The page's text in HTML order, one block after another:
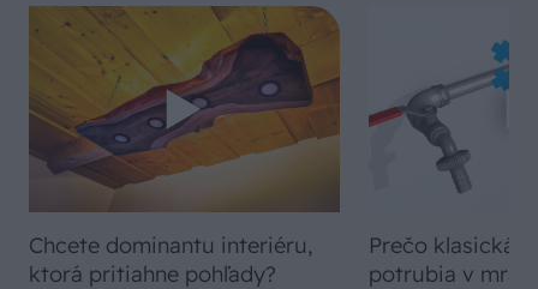
Chcete dominantu interiéru,
ktorá pritiahne pohľady?
Prečo klasická
potrubia v